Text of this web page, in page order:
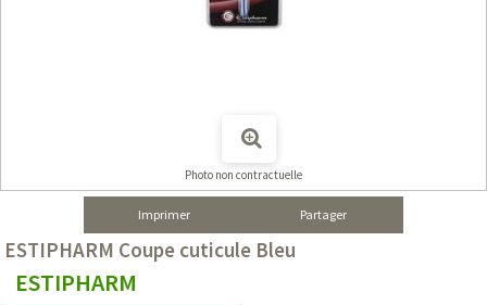
Photo non contractuelle
Imprimer Partager
ESTIPHARM Coupe cuticule Bleu
ESTIPHARM